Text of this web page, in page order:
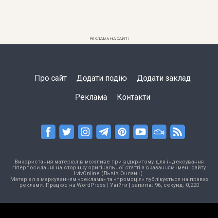
РЕКЛАМА НА САЙТІ
Про сайт Додати подію Додати заклад
Реклама Контакти
Використання матеріалів можливе при відкритому для індексування
гіперпосиланні на сторінку оригінальної статті з вказанням імені сайту
LvivOnline (Львів Онлайн).
Матеріал з маркуванням «реклама» та «промоція» публікується на правах
реклами. Працює на WordPress| Увійти | запитів: 96, секунд: 0,220